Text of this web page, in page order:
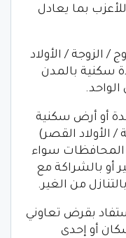
للأعزب بما يعادل
/ الزوجة / الأولاد
سكنية بالمدن
أو أرض سكنية
/ الأولاد القصر)
المحافظات سواء
أو بالشراكة مع
من الغير.
بقرض تعاوني
أو إحدى